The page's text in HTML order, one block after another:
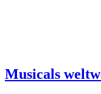
Musicals